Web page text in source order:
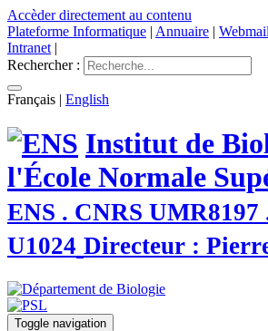
Accèder directement au contenu
Plateforme Informatique | Annuaire |
Intranet |
Rechercher :
Français | English
Institut de
l'École Normale
ENS . CNRS UMR8197
U1024 Directeur :
Toggle navigation